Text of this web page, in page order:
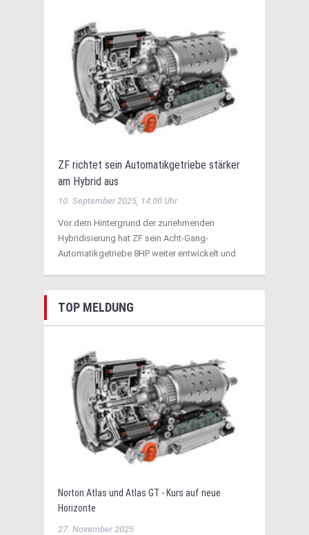
ZF richtet sein Automatikgetriebe stärker
am Hybrid aus
10. September 2025, 14:00 Uhr
Vor dem Hintergrund der zunehmenden
Hybridisierung hat ZF sein Acht-Gang-
Automatikgetriebe 8HP weiter entwickelt und
TOP MELDUNG
Norton Atlas und Atlas GT - Kurs auf neue
Horizonte
27. November 2025